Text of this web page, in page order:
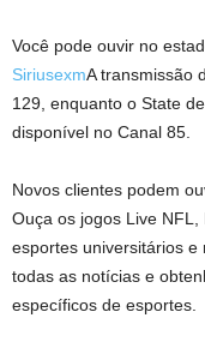
Você pode ouvir no
SiriusexmA transmissão
129, enquanto o State
disponível no Canal 85.
Novos clientes podem
Ouça os jogos Live NFL,
esportes universitários e
todas as notícias e
específicos de esportes.